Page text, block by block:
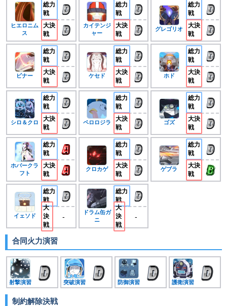
ヒエロニム
ス
総力
戦
大決
戦
カイテンジ
ャー
総力
戦
大決
戦
グレゴリオ
総力
戦
大決
戦
ビナー
総力
戦
大決
戦
ケセド
総力
戦
大決
戦
ホド
総力
戦
大決
戦
シロ＆クロ
総力
戦
大決
戦
ペロロジラ
総力
戦
大決
戦
ゴズ
総力
戦
大決
戦
ホバークラ
フト
総力
戦
大決
戦
クロカゲ
総力
戦
大決
戦
ゲブラ
総力
戦
大決
戦
イェソド
総力
戦
大
決
戦
-
ドラム缶ガ
ニ
総力
戦
大
決
戦
-
合同火力演習
射撃演習 突破演習 防御演習 護衛演習
制約解除決戦